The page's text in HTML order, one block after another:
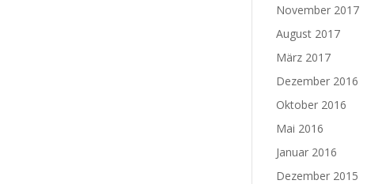
November 2017
August 2017
März 2017
Dezember 2016
Oktober 2016
Mai 2016
Januar 2016
Dezember 2015